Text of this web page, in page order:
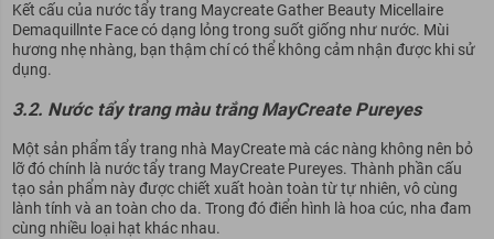
Kết cấu của nước tẩy trang Maycreate Gather Beauty Micellaire
Demaquillnte Face có dạng lỏng trong suốt giống như nước. Mùi
hương nhẹ nhàng, bạn thậm chí có thể không cảm nhận được khi sử
dụng.
3.2. Nước tẩy trang màu trắng MayCreate Pureyes
Một sản phẩm tẩy trang nhà MayCreate mà các nàng không nên bỏ
lỡ đó chính là nước tẩy trang MayCreate Pureyes. Thành phần cấu
tạo sản phẩm này được chiết xuất hoàn toàn từ tự nhiên, vô cùng
lành tính và an toàn cho da. Trong đó điển hình là hoa cúc, nha đam
cùng nhiều loại hạt khác nhau.